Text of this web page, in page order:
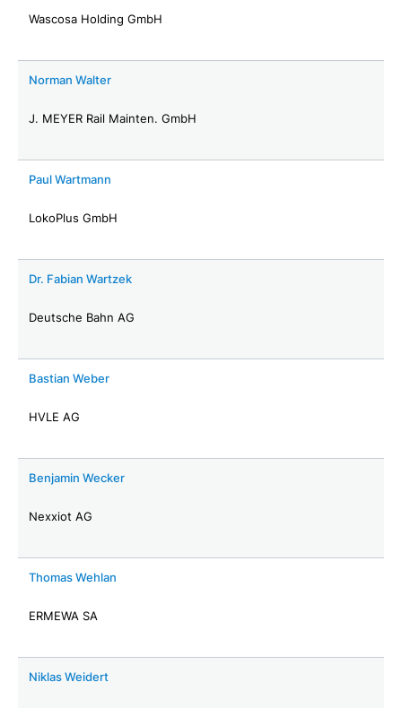
Wascosa Holding GmbH
Norman Walter
J. MEYER Rail Mainten. GmbH
Paul Wartmann
LokoPlus GmbH
Dr. Fabian Wartzek
Deutsche Bahn AG
Bastian Weber
HVLE AG
Benjamin Wecker
Nexxiot AG
Thomas Wehlan
ERMEWA SA
Niklas Weidert